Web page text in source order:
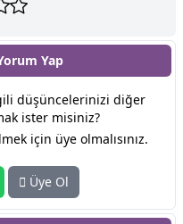
Yap
düşüncelerinizi diğer
ister misiniz?
için üye olmalısınız.
Üye Ol